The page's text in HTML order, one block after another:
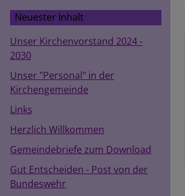
Neuester Inhalt
Unser Kirchenvorstand 2024 -
2030
Unser "Personal" in der
Kirchengemeinde
Links
Herzlich Willkommen
Gemeindebriefe zum Download
Gut Entscheiden - Post von der
Bundeswehr